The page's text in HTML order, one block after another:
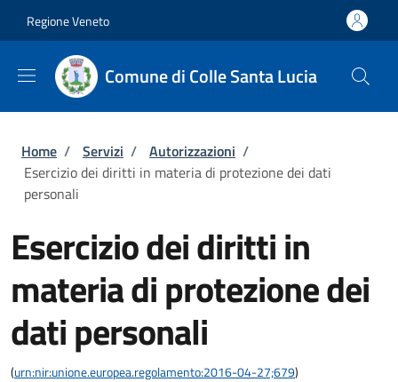
Regione Veneto
Comune di Colle Santa Lucia
Briciole di pane
Home / Servizi / Autorizzazioni /
Esercizio dei diritti in materia di protezione dei dati
personali
Esercizio dei diritti in
materia di protezione dei
dati personali
(urn:nir:unione.europea.regolamento:2016-04-27;679)